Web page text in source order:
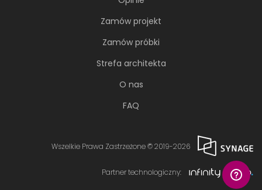
Zamów projekt
Zamów próbki
Strefa architekta
O nas
FAQ
Wszelkie Prawa Zastrzeżone © 2019-2026
Partner technologiczny: